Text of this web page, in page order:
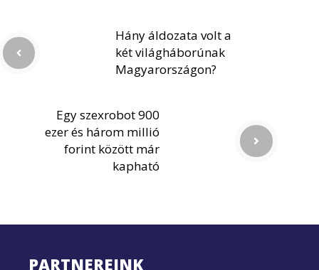
Hány áldozata volt a
két világháborúnak
Magyarországon?
Egy szexrobot 900
ezer és három millió
forint között már
kapható
PARTNEREINK